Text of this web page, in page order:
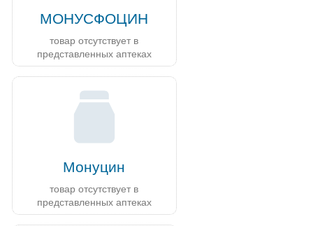
МОНУСФОЦИН
товар отсутствует в
представленных аптеках
Монуцин
товар отсутствует в
представленных аптеках